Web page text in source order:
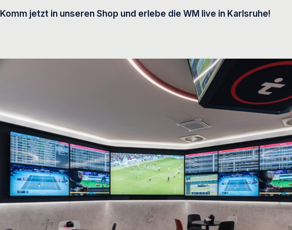
Komm jetzt in unseren Shop und erlebe die WM live in Karlsruhe!